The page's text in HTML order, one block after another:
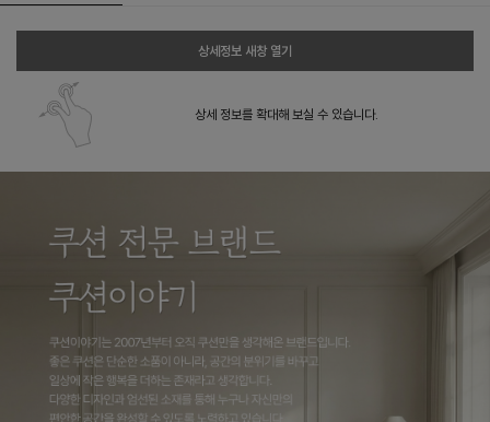
상세정보 새창 열기
상세 정보를 확대해 보실 수 있습니다.